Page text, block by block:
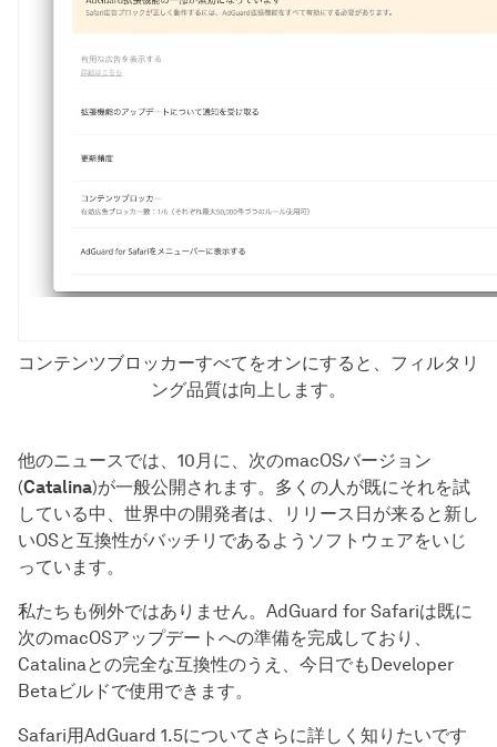
コンテンツブロッカーすべてをオンにすると、フィルタリ
ング品質は向上します。
他のニュースでは、10月に、次のmacOSバージョン
(Catalina)が一般公開されます。多くの人が既にそれを試
している中、世界中の開発者は、リリース日が来ると新し
いOSと互換性がバッチリであるようソフトウェアをいじ
っています。
私たちも例外ではありません。AdGuard for Safariは既に
次のmacOSアップデートへの準備を完成しており、
Catalinaとの完全な互換性のうえ、今日でもDeveloper
Betaビルドで使用できます。
Safari用AdGuard 1.5についてさらに詳しく知りたいです